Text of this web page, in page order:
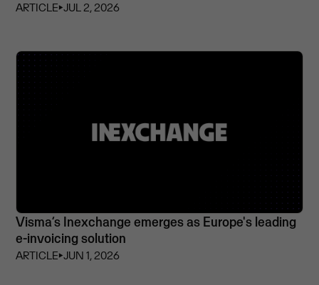
ARTICLE⏵JUL 2, 2026
Visma’s Inexchange emerges as Europe's leading
e-invoicing solution
ARTICLE⏵JUN 1, 2026